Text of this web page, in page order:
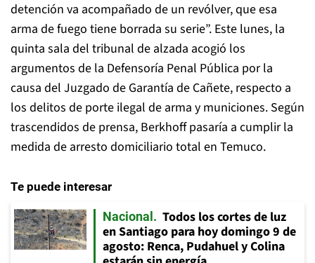
detención va acompañado de un revólver, que esa
arma de fuego tiene borrada su serie”. Este lunes, la
quinta sala del tribunal de alzada acogió los
argumentos de la Defensoría Penal Pública por la
causa del Juzgado de Garantía de Cañete, respecto a
los delitos de porte ilegal de arma y municiones. Según
trascendidos de prensa, Berkhoff pasaría a cumplir la
medida de arresto domiciliario total en Temuco.
Te puede interesar
Nacional
Todos los cortes de luz
en Santiago para hoy domingo 9 de
agosto: Renca, Pudahuel y Colina